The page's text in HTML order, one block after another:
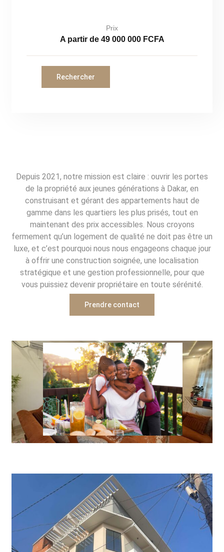
Prix
A partir de 49 000 000 FCFA
Rechercher
Depuis 2021, notre mission est claire : ouvrir les portes
de la propriété aux jeunes générations à Dakar, en
construisant et gérant des appartements haut de
gamme dans les quartiers les plus prisés, tout en
maintenant des prix accessibles. Nous croyons
fermement qu’un logement de qualité ne doit pas être un
luxe, et c’est pourquoi nous nous engageons chaque jour
à offrir une construction soignée, une localisation
stratégique et une gestion professionnelle, pour que
vous puissiez devenir propriétaire en toute sérénité.
Prendre contact